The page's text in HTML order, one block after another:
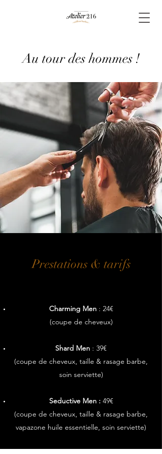
Au tour des hommes !
Prestations & tarifs
Charming Men: 24€
(coupe de cheveux)
Shard Men : 39€
(coupe de cheveux, taille & rasage barbe,
soin serviette)
Seductive Men: 49€
(coupe de cheveux, taille & rasage barbe,
vapazone huile essentielle, soin serviette)